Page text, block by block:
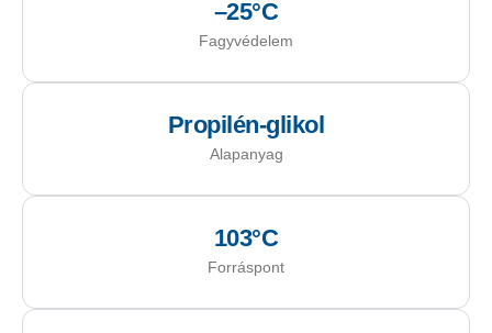
–25°C
Fagyvédelem
Propilén-glikol
Alapanyag
103°C
Forráspont